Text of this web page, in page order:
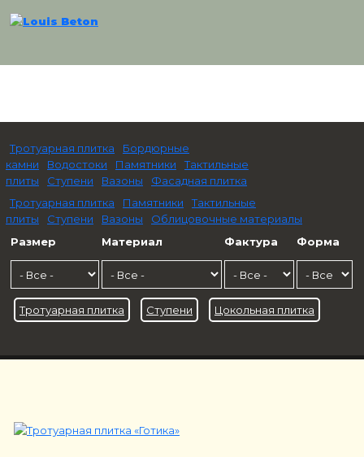
Тротуарная плитка
Бордюрные
камни
Водостоки Памятники
Тактильные
плиты
Ступени Вазоны
Фасадная плитка
Тротуарная плитка
Памятники
Тактильные
плиты
Ступени Вазоны
Облицовочные материалы
Размер
Материал Фактура Форма
Тротуарная плитка Ступени Цокольная плитка